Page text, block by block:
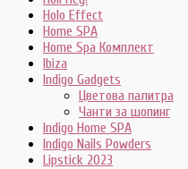
Holo Effect
Home SPA
Home Spa Комплект
Ibiza
Indigo Gadgets
Цветова палитра
Чанти за шопинг
Indigo Home SPA
Indigo Nails Powders
Lipstick 2023